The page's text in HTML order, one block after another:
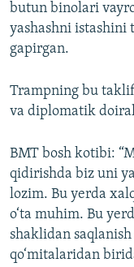
butun binolari
yashashni istashini
gapirgan.
Trampning bu
va diplomatik
BMT bosh kotibi:
qidirishda biz uni
lozim. Bu yerda
o‘ta muhim. Bu
shaklidan
qo‘mitalaridan